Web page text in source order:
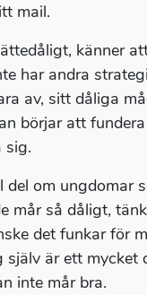
mail.
känner
har andra
av, sitt dåliga
börjar att
sig.
del om ungdomar
mår så dåligt,
det funkar för
själv är ett
inte mår bra.